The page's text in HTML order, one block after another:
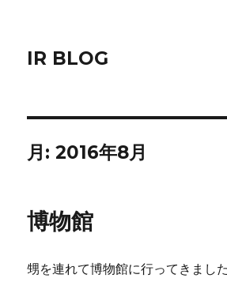
IR BLOG
月:2016年8月
博物館
甥を連れて博物館に行ってきまし